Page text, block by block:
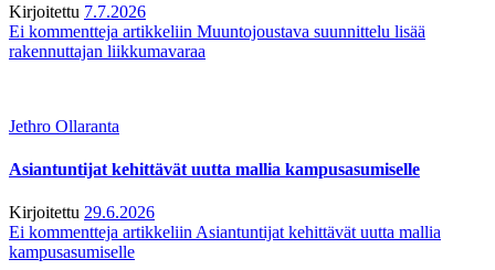
Kirjoitettu 7.7.2026
Ei kommentteja artikkeliin Muuntojoustava suunnittelu lisää
rakennuttajan liikkumavaraa
Jethro Ollaranta
Asiantuntijat kehittävät uutta mallia kampusasumiselle
Kirjoitettu 29.6.2026
Ei kommentteja artikkeliin Asiantuntijat kehittävät uutta mallia
kampusasumiselle